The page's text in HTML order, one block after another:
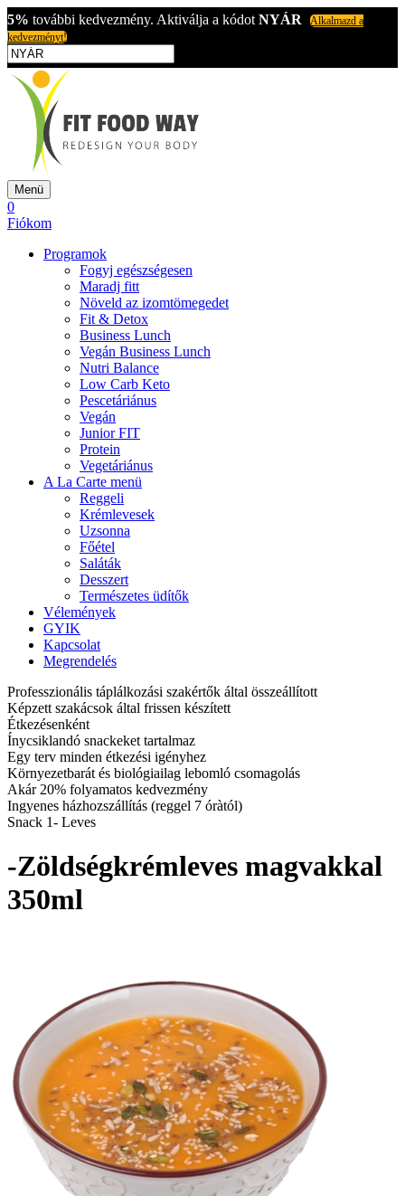
5% további kedvezmény. Aktiválja a kódot NYÁR
Alkalmazd a
kedvezményt!
Menü
0
Fiókom
Programok
Fogyj egészségesen
Maradj fitt
Növeld az izomtömegedet
Fit & Detox
Business Lunch
Vegán Business Lunch
Nutri Balance
Low Carb Keto
Pescetáriánus
Vegán
Junior FIT
Protein
Vegetáriánus
A La Carte menü
Reggeli
Krémlevesek
Uzsonna
Főétel
Saláták
Desszert
Természetes üdítők
Vélemények
GYIK
Kapcsolat
Megrendelés
Professzionális táplálkozási szakértők által összeállított
Képzett szakácsok által frissen készített
Étkezésenként
Ínycsiklandó snackeket tartalmaz
Egy terv minden étkezési igényhez
Környezetbarát és biológiailag lebomló csomagolás
Akár 20% folyamatos kedvezmény
Ingyenes házhozszállítás (reggel 7 óràtól)
Snack 1- Leves
-Zöldségkrémleves magvakkal
350ml